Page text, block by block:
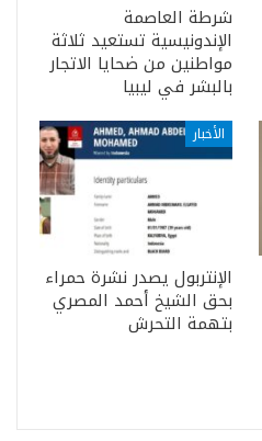
شرطة العاصمة
الإندونيسية تستعيد ثلاثة
مواطنين من ضحايا الاتجار
بالبشر في ليبيا
الأخبار
الإنتربول يصدر نشرة حمراء
بحق الشيخ أحمد المصري
بتهمة التحرش